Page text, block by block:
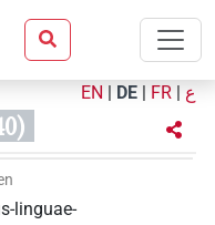
EN | DE | FR | ع
linguae-